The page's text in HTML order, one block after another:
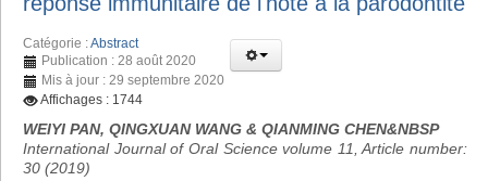
Catégorie :Abstract
Publication : 28 août 2020
Mis à jour : 29 septembre 2020
Affichages : 1744
WEIYI PAN, QINGXUAN WANG & QIANMING CHEN&NBSP
International Journal of Oral Science volume 11, Article number:
30 (2019)